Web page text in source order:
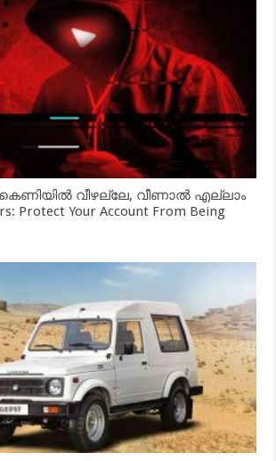
വീഴല്ലേ, വീണാൽ എല്ലാം
Protect Your Account From Being